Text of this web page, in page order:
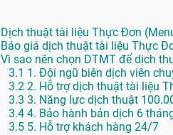
Dịch thuật tài liệu Thực Đơn
Báo giá dịch thuật tài liệu Thực
Vì sao nên chọn DTMT để dịch
3.1 1. Đội ngũ biên dịch viên
3.2 2. Hỗ trợ dịch thuật tài liệu
3.3 3. Năng lực dịch thuật
3.4 4. Bảo hành bản dịch 6
3.5 5. Hỗ trợ khách hàng 24/7